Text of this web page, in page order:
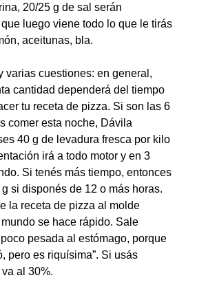
20/25 g de sal serán
luego viene todo lo que le tirás
aceitunas, bla.
varias cuestiones: en general,
cantidad dependerá del tiempo
tu receta de pizza. Si son las 6
comer esta noche, Dávila
40 g de levadura fresca por kilo
irá a todo motor y en 3
Si tenés más tiempo, entonces
si disponés de 12 o más horas.
la receta de pizza al molde
se hace rápido. Sale
pesada al estómago, porque
pero es riquísima”. Si usás
al 30%.